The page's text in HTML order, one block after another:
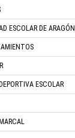
ESCOLAR DE ARAGÓN
ESCOLAR